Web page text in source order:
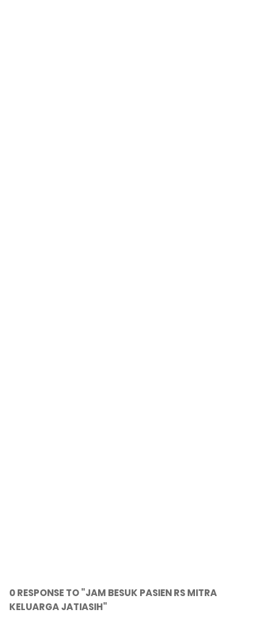
0 RESPONSE TO "JAM BESUK PASIEN RS MITRA
KELUARGA JATIASIH"